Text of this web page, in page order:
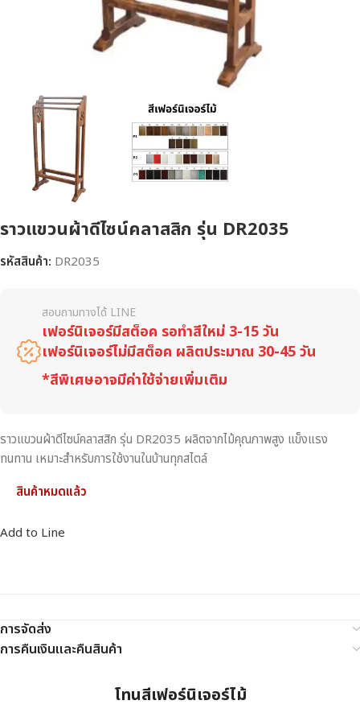
ราวแขวนผ้าดีไซน์คลาสสิก รุ่น DR2035
รหัสสินค้า: DR2035
สอบถามทางได้ LINE
เฟอร์นิเจอร์มีสต็อค รอทำสีใหม่ 3-15 วัน
เฟอร์นิเจอร์ไม่มีสต็อค ผลิตประมาณ 30-45 วัน
*สีพิเศษอาจมีค่าใช้จ่ายเพิ่มเติม
ราวแขวนผ้าดีไซน์คลาสสิก รุ่น DR2035 ผลิตจากไม้คุณภาพสูง แข็งแรง
ทนทาน เหมาะสำหรับการใช้งานในบ้านทุกสไตล์
สินค้าหมดแล้ว
Add to Line
การจัดส่ง
การคืนเงินและคืนสินค้า
โทนสีเฟอร์นิเจอร์ไม้